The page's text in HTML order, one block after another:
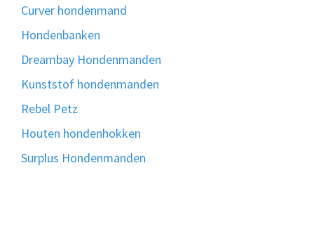
Curver hondenmand
Hondenbanken
Dreambay Hondenmanden
Kunststof hondenmanden
Rebel Petz
Houten hondenhokken
Surplus Hondenmanden